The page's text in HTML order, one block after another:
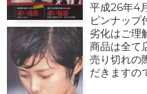
平成26年4
ピンナップ
劣化はご理
商品は全て
売り切れの
だきますの